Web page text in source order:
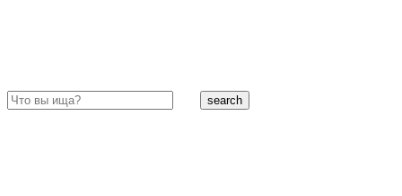
search